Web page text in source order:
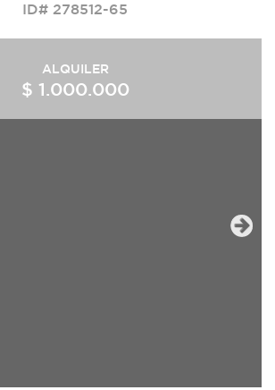
ID# 278512-65
ALQUILER
$ 1.000.000